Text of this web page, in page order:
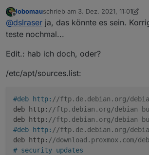
@ lobomausagte in [HowTo?]
Debian 11 (proxmox) installieren
@homoranalso... direkt "apt
Grundinstallation
Ich habe es damit gemacht.
https://pve.proxmox.com/wiki/
und das sieht dann so aus
Offline
lobomauschrieb am 3. Dez. 2021, 11:01
zuletzt editiert von lobomau12.
@dslraser ja, das könnte es sein.
teste nochmal...
Edit.: hab ich doch, oder?
/etc/apt/sources.list:
#deb http: //ftp.de.debian.org/
deb http: //ftp.debian.org/debian
deb http: //ftp.debian.org/debian
#deb http: //ftp.de.debian.org/
deb http: //download.proxmox.com/
# security updates